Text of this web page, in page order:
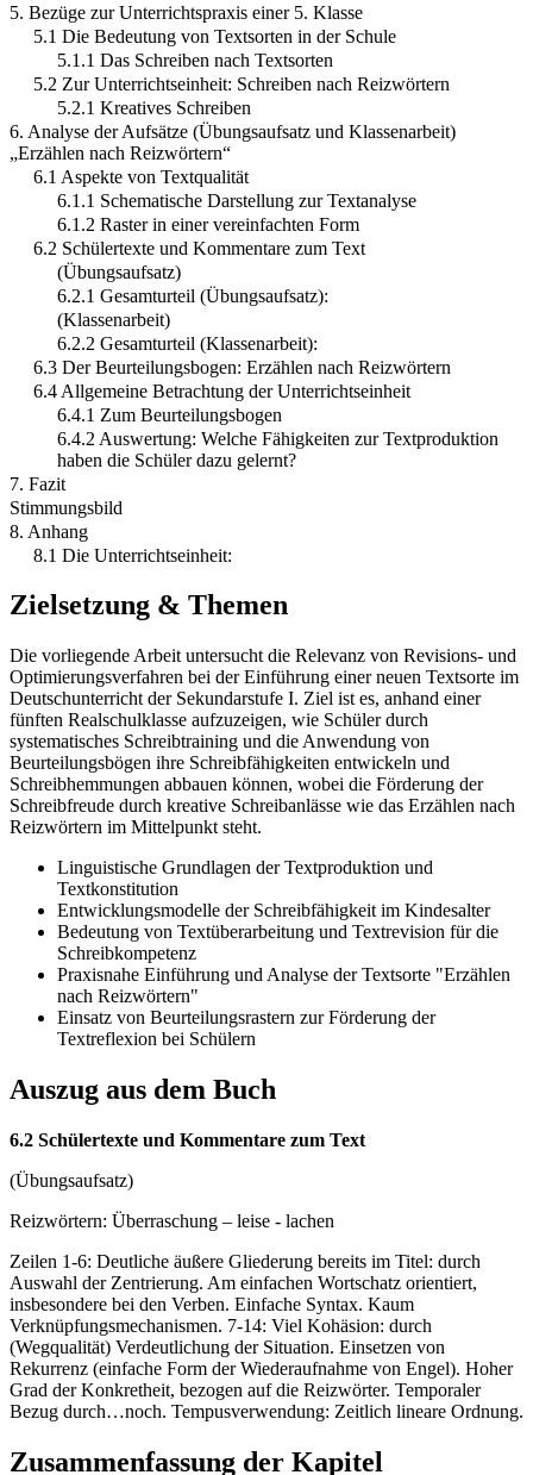
5. Bezüge zur Unterrichtspraxis einer 5. Klasse
5.1 Die Bedeutung von Textsorten in der Schule
5.1.1 Das Schreiben nach Textsorten
5.2 Zur Unterrichtseinheit: Schreiben nach Reizwörtern
5.2.1 Kreatives Schreiben
6. Analyse der Aufsätze (Übungsaufsatz und Klassenarbeit)
„Erzählen nach Reizwörtern“
6.1 Aspekte von Textqualität
6.1.1 Schematische Darstellung zur Textanalyse
6.1.2 Raster in einer vereinfachten Form
6.2 Schülertexte und Kommentare zum Text
(Übungsaufsatz)
6.2.1 Gesamturteil (Übungsaufsatz):
(Klassenarbeit)
6.2.2 Gesamturteil (Klassenarbeit):
6.3 Der Beurteilungsbogen: Erzählen nach Reizwörtern
6.4 Allgemeine Betrachtung der Unterrichtseinheit
6.4.1 Zum Beurteilungsbogen
6.4.2 Auswertung: Welche Fähigkeiten zur Textproduktion
haben die Schüler dazu gelernt?
7. Fazit
Stimmungsbild
8. Anhang
8.1 Die Unterrichtseinheit:
Zielsetzung & Themen
Die vorliegende Arbeit untersucht die Relevanz von Revisions- und
Optimierungsverfahren bei der Einführung einer neuen Textsorte im
Deutschunterricht der Sekundarstufe I. Ziel ist es, anhand einer
fünften Realschulklasse aufzuzeigen, wie Schüler durch
systematisches Schreibtraining und die Anwendung von
Beurteilungsbögen ihre Schreibfähigkeiten entwickeln und
Schreibhemmungen abbauen können, wobei die Förderung der
Schreibfreude durch kreative Schreibanlässe wie das Erzählen nach
Reizwörtern im Mittelpunkt steht.
Linguistische Grundlagen der Textproduktion und
Textkonstitution
Entwicklungsmodelle der Schreibfähigkeit im Kindesalter
Bedeutung von Textüberarbeitung und Textrevision für die
Schreibkompetenz
Praxisnahe Einführung und Analyse der Textsorte "Erzählen
nach Reizwörtern"
Einsatz von Beurteilungsrastern zur Förderung der
Textreflexion bei Schülern
Auszug aus dem Buch
6.2 Schülertexte und Kommentare zum Text
(Übungsaufsatz)
Reizwörtern: Überraschung – leise - lachen
Zeilen 1-6: Deutliche äußere Gliederung bereits im Titel: durch
Auswahl der Zentrierung. Am einfachen Wortschatz orientiert,
insbesondere bei den Verben. Einfache Syntax. Kaum
Verknüpfungsmechanismen. 7-14: Viel Kohäsion: durch
(Wegqualität) Verdeutlichung der Situation. Einsetzen von
Rekurrenz (einfache Form der Wiederaufnahme von Engel). Hoher
Grad der Konkretheit, bezogen auf die Reizwörter. Temporaler
Bezug durch…noch. Tempusverwendung: Zeitlich lineare Ordnung.
Zusammenfassung der Kapitel